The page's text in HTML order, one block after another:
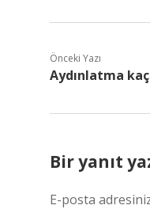
Önceki Yazı
Aydınlatma
Bir yanıt
E-posta